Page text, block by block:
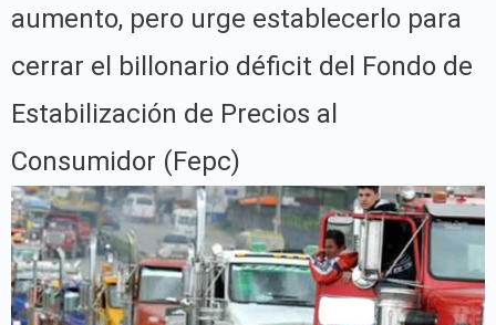
aumento, pero urge establecerlo para
cerrar el billonario déficit del Fondo de
Estabilización de Precios al
Consumidor (Fepc)